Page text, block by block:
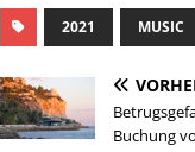
2021 MUSIC
Buchung